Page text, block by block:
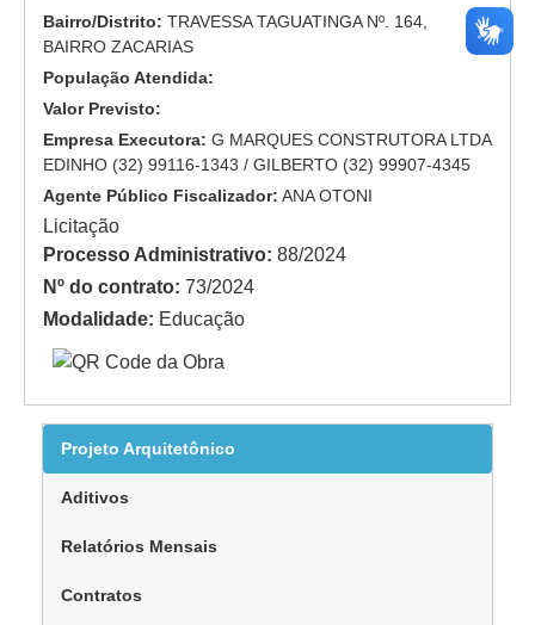
Bairro/Distrito: TRAVESSA TAGUATINGA Nº. 164,
BAIRRO ZACARIAS
População Atendida:
Valor Previsto:
Empresa Executora: G MARQUES CONSTRUTORA LTDA
EDINHO (32) 99116-1343 / GILBERTO (32) 99907-4345
Agente Público Fiscalizador: ANA OTONI
Licitação
Processo Administrativo: 88/2024
Nº do contrato: 73/2024
Modalidade: Educação
Projeto Arquitetônico
Aditivos
Relatórios Mensais
Contratos